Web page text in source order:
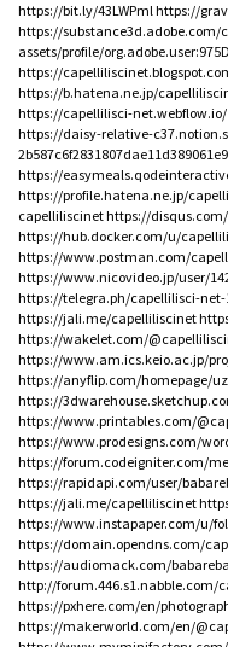
https://bit.ly/43LWPmlhttps://
https://
assets/profile/
https://
https://b.hatena.ne.jp/
https://capellilisci-net.webflow.io/
https://daisy-relative-
https://
https://profile.hatena.ne.jp/
capelliliscinethttps://
https://hub.docker.com/u/
https://www.postman.com/
https://www.nicovideo.jp/user/
https://telegra.ph/capellilisci-net-
https://jali.me/capelliliscinet
https://wakelet.com/
https://www.am.ics.keio.ac.jp/
https://anyflip.com/homepage/
https://
https://www.printables.com/
https://www.prodesigns.com/
https://forum.codeigniter.com/
https://rapidapi.com/user/
https://jali.me/capelliliscinet
https://www.instapaper.com/u/
https://domain.opendns.com/
https://audiomack.com/
http://forum.446.s1.nabble.com/
https://pxhere.com/en/
https://makerworld.com/en/